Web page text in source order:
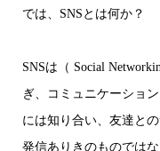
では、SNSとは何か？
SNSは（ Social
ぎ、コミュニケーショ
には知り合い、友達と
発信ありきのものでは